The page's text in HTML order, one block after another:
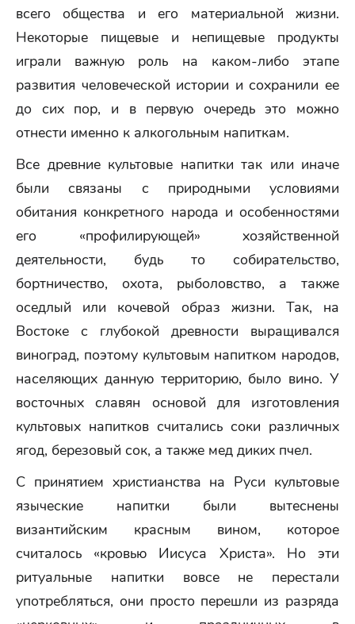
всего общества и его материальной жизни.
Некоторые пищевые и непищевые продукты
играли важную роль на каком-либо этапе
развития человеческой истории и сохранили ее
до сих пор, и в первую очередь это можно
отнести именно к алкогольным напиткам.
Все древние культовые напитки так или иначе
были связаны с природными условиями
обитания конкретного народа и особенностями
его «профилирующей» хозяйственной
деятельности, будь то собирательство,
бортничество, охота, рыболовство, а также
оседлый или кочевой образ жизни. Так, на
Востоке с глубокой древности выращивался
виноград, поэтому культовым напитком народов,
населяющих данную территорию, было вино. У
восточных славян основой для изготовления
культовых напитков считались соки различных
ягод, березовый сок, а также мед диких пчел.
С принятием христианства на Руси культовые
языческие напитки были вытеснены
византийским красным вином, которое
считалось «кровью Иисуса Христа». Но эти
ритуальные напитки вовсе не перестали
употребляться, они просто перешли из разряда